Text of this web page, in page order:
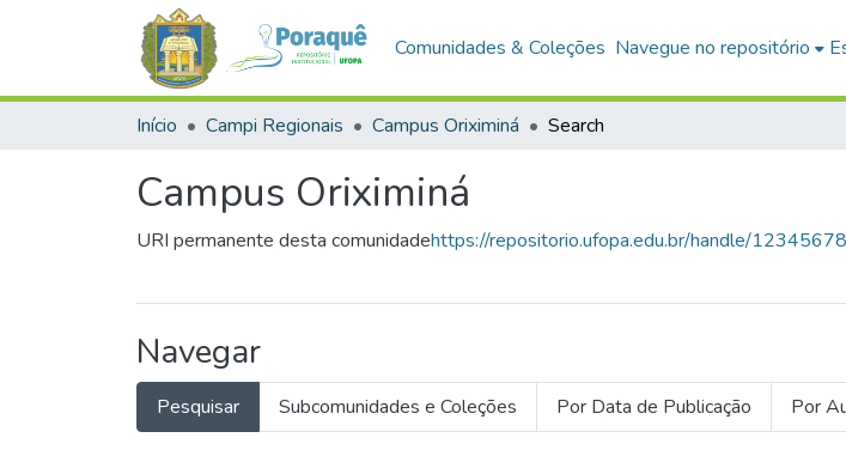
Comunidades & Coleções Navegue no repositório
Início Campi Regionais Campus Oriximiná Search
Campus Oriximiná
URI permanente desta comunidadehttps://repositorio.ufopa.edu.br/handle/
Navegar
Pesquisar Subcomunidades e Coleções Por Data de Publicação Por